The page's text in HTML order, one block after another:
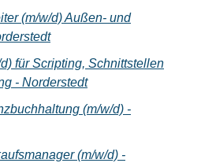
(m/w/d) Außen- und
für Scripting, Schnittstellen
- Norderstedt
(m/w/d) -
(m/w/d) -